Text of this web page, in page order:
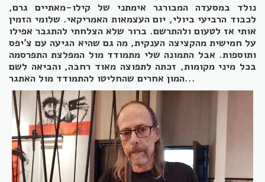
נולד במסעדה המבורגר אימתני של קילו-מאתיים גרם,
לכבוד הרביעי ביולי, יום העצמאות האמריקאי. שלומי הזמין
אותי אז לטעום ולהתרשם. ברור שלא הצלחתי להתגבר אפילו
על חמישית מהקציצה הענקית, מה גם שהיא הגיעה עם צ'יפס
ותוספות. אבל התמונה שלי מתמודד מול המפלצת התפרסמה
בכל מיני מקומות, זכתה לתפוצה מאוד רחבה, והביאה לשם
המון אחרים שהחליטו להתמודד מול האתגר...